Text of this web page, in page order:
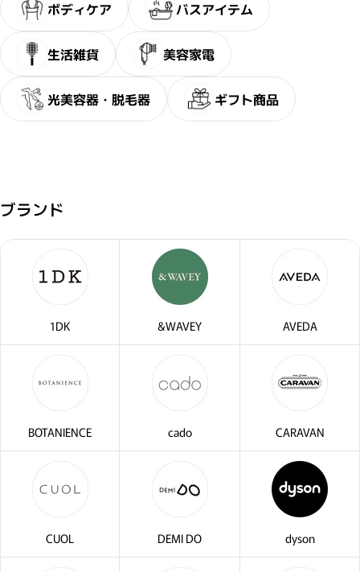
ボディケア バスアイテム
生活雑貨 美容家電
光美容器・脱毛器 ギフト商品
ブランド
1DK &WAVEY AVEDA
BOTANIENCE cado CARAVAN
CUOL DEMI DO dyson